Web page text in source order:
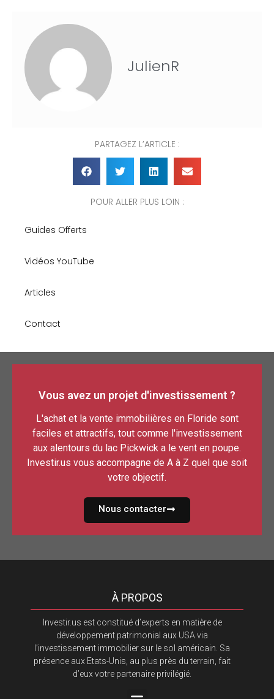
JulienR
PARTAGEZ L’ARTICLE :
POUR ALLER PLUS LOIN :
Guides Offerts
Vidéos YouTube
Articles
Contact
Vous avez un projet d'investissement ?
L'achat et la vente immobilières en Floride sont
faciles et attractifs, tout comme l'investissement
aux alentours du lac Pickwick a le vent en poupe.
Investir.us vous accompagne de A à Z quel que soit
votre objectif.
Nous contacter
À PROPOS
Investir.us est constitué d’experts en matière de
développement patrimonial aux USA via
l’investissement immobilier sur le sol américain. Sa
présence aux Etats-Unis, au plus près du terrain, fait
d’eux votre partenaire privilégié.